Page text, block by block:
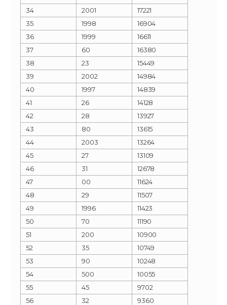
34
2001
17221
35
1998
16904
36
1999
16611
37
60
16380
38
23
15449
39
2002
14984
40
1997
14839
41
26
14128
42
28
13927
43
80
13615
44
2003
13264
45
27
13109
46
31
12678
47
00
11624
48
29
11507
49
1996
11423
50
70
11190
51
200
10900
52
35
10749
53
90
10248
54
500
10055
55
45
9702
56
32
9360